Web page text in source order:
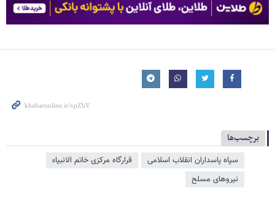
برچسب‌ها
سپاه پاسداران انقلاب اسلامی
قرارگاه مرکزی خاتم الانبیاء
نیروهای مسلح